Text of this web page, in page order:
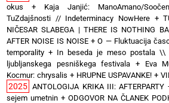
okus + Kaja Janjić: ManoAmano/
TuZdajšnosti // Indeterminacy NowHere+
NIČESAR SLABEGA | THERE IS NOTHING
AFTER NOISE IS NOISE+O — Fluktuacija
temporality + In beseda je meso postala \\
ljubljanskega pesniškega festivala + Eva
Kocmur: chrysalis + HRUPNE USPAVANKE! +
2025 ANTOLOGIJA KRIKA III: AFTERPARTY
sejem umetnin + ODGOVOR NA ČLANEK